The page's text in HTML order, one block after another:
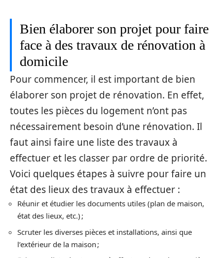
Bien élaborer son projet pour faire
face à des travaux de rénovation à
domicile
Pour commencer, il est important de bien
élaborer son projet de rénovation. En effet,
toutes les pièces du logement n’ont pas
nécessairement besoin d’une rénovation. Il
faut ainsi faire une liste des travaux à
effectuer et les classer par ordre de priorité.
Voici quelques étapes à suivre pour faire un
état des lieux des travaux à effectuer :
Réunir et étudier les documents utiles (plan de maison,
état des lieux, etc.) ;
Scruter les diverses pièces et installations, ainsi que
l’extérieur de la maison ;